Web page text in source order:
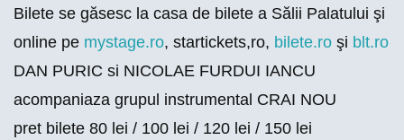
Bilete se găsesc la casa de bilete a Sălii Palatului şi
online pe mystage.ro, startickets,ro, bilete.ro şi blt.ro
DAN PURIC si NICOLAE FURDUI IANCU
acompaniaza grupul instrumental CRAI NOU
pret bilete 80 lei / 100 lei / 120 lei / 150 lei